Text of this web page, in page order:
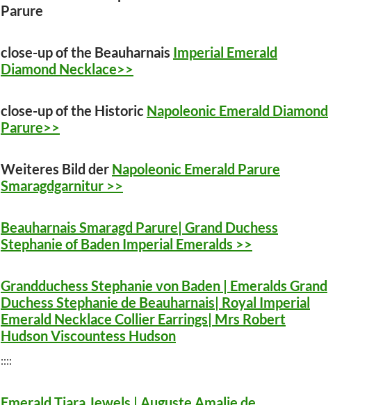
Parure
close-up of the Beauharnais Imperial Emerald
Diamond Necklace>>
close-up of the Historic Napoleonic Emerald Diamond
Parure>>
Weiteres Bild der Napoleonic Emerald Parure
Smaragdgarnitur >>
Beauharnais Smaragd Parure| Grand Duchess
Stephanie of Baden Imperial Emeralds >>
Grandduchess Stephanie von Baden | Emeralds Grand
Duchess Stephanie de Beauharnais| Royal Imperial
Emerald Necklace Collier Earrings| Mrs Robert
Hudson Viscountess Hudson
::::